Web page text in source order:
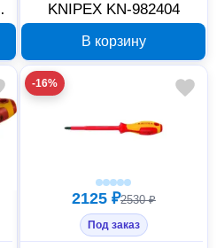
KNIPEX KN-982404
В корзину
-16%
2125 ₽2530 ₽
Под заказ